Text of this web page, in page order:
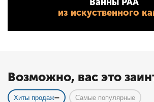
из искуственного
Возможно, вас это
Хиты продаж Самые популярные